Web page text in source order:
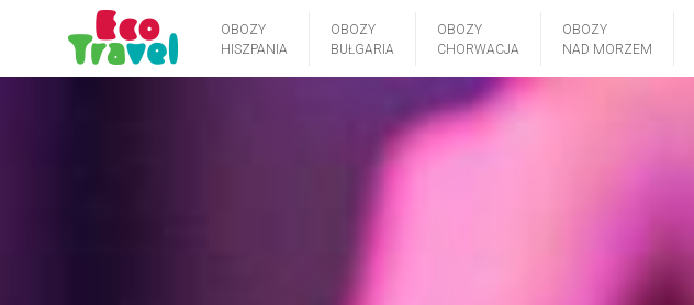
OBOZY
HISZPANIA
OBOZY
BUŁGARIA
OBOZY
CHORWACJA
OBOZY
NAD MORZEM